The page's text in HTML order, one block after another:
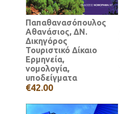
Παπαθανασόπουλος
Αθανάσιος, ΔΝ.
Δικηγόρος
Τουριστικό Δίκαιο
Ερμηνεία,
νομολογία,
υποδείγματα
€42.00